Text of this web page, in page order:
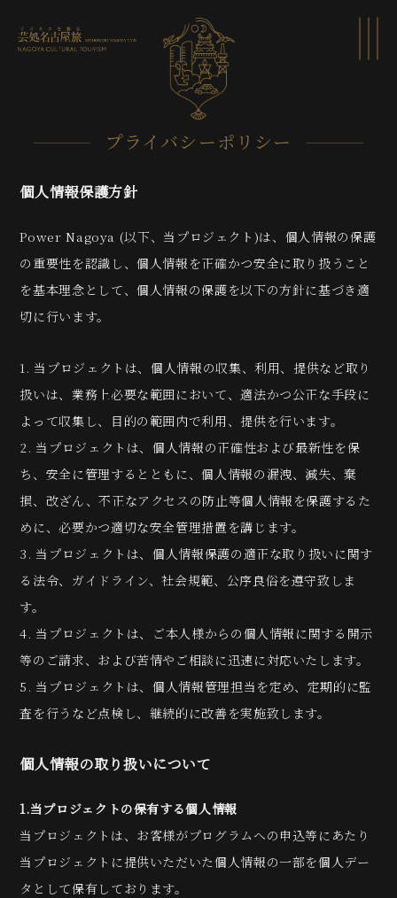
プライバシーポリシー
個人情報保護方針
Power Nagoya (以下、当プロジェクト)は、個人情報の保護
の重要性を認識し、個人情報を正確かつ安全に取り扱うこと
を基本理念として、個人情報の保護を以下の方針に基づき適
切に行います。
1. 当プロジェクトは、個人情報の収集、利用、提供など取り
扱いは、業務上必要な範囲において、適法かつ公正な手段に
よって収集し、目的の範囲内で利用、提供を行います。
2. 当プロジェクトは、個人情報の正確性および最新性を保
ち、安全に管理するとともに、個人情報の漏洩、減失、棄
損、改ざん、不正なアクセスの防止等個人情報を保護するた
めに、必要かつ適切な安全管理措置を講じます。
3. 当プロジェクトは、個人情報保護の適正な取り扱いに関す
る法令、ガイドライン、社会規範、公序良俗を遵守致しま
す。
4. 当プロジェクトは、ご本人様からの個人情報に関する開示
等のご請求、および苦情やご相談に迅速に対応いたします。
5. 当プロジェクトは、個人情報管理担当を定め、定期的に監
査を行うなど点検し、継続的に改善を実施致します。
個人情報の取り扱いについて
1.当プロジェクトの保有する個人情報
当プロジェクトは、お客様がプログラムへの申込等にあたり
当プロジェクトに提供いただいた個人情報の一部を個人デー
タとして保有しております。